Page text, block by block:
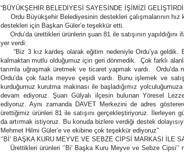
“BÜYÜKŞEHİR BELEDİYESİ SAYESİNDE İŞİMİZİ
Ordu Büyükşehir Belediyesinin destekleri çalışmalarının hız
destekleri için Başkan Güler’e teşekkür etti.
Ordu’da ürettikleri ürünlerin şuan 81 ile satışının
yer verdi:
“Biz 3 kız kardeş olarak eğitim nedeniyle Ordu’ya geldik.
kalmaktan mutlu olduğumuz için geri dönmedik. Çok farklı
tarımla uğraşmak üretmek ve ticaret yapmak vardı. Ordu’da
Ordu’da çok fazla meyve çeşidi vardı. Bunu işlemek ve
kurduğumuz kurutma makinası ile başladığımız
devam ediyoruz. Şuan Gülyalı ilçesin bulunan Yöresel
ediyoruz. Aynı zamanda DAVET Merkezini de adres
ürettiğimiz ürünleri 81 ile satışını gerçekleştiriyoruz. İlerleyen
da artırmak istiyoruz. Bu konuda bizlere verdiği destek
Mehmet Hilmi Güler’e ve ekibine çok teşekkür ediyoruz”
‘’Bİ’ BAŞKA KURU MEYVE VE SEBZE CİPSİ MARKASI İLE
Ürettikleri ürünleri ‘’Bi' Başka Kuru Meyve ve Sebze Cipsi’’